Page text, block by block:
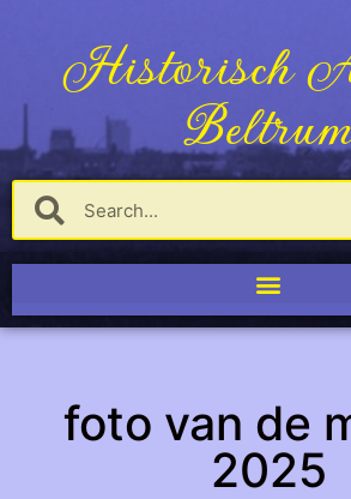
Historisch
foto van de
2025